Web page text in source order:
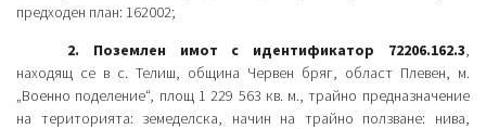
предходен план: 162002;
2. Поземлен имот с идентификатор 72206.162.3,
находящ се в с. Телиш, община Червен бряг, област Плевен, м.
„Военно поделение“, площ 1 229 563 кв. м., трайно предназначение
на територията: земеделска, начин на трайно ползване: нива,